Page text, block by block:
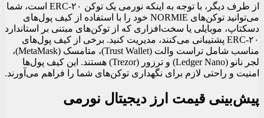
از طرف دیگر، با توجه به اینکه نورمی یک توکن ERC-۲۰ است، شما
می‌توانید توکن‌های NORMIE خود را با استفاده از کیف پول‌های
دسکتاپ، موبایلی یا سخت‌افزاری که از توکن‌های مبتنی بر استاندارد
ERC-۲۰ پشتیبانی می‌کنند، مدیریت کنید. برخی از کیف پول‌های
مناسب شامل تراست والت (Trust Wallet)، متامسک (MetaMask)،
لجر نانو (Ledger Nano) و ترزور (Trezor) هستند. این کیف پول‌ها
امنیت و راحتی لازم برای نگهداری توکن‌های شما را فراهم می‌آورند.
پیش‌بینی قیمت ارز دیجیتال نورمی